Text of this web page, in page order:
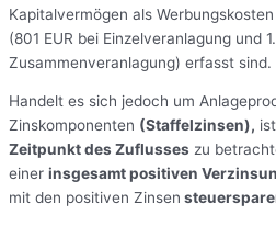
Kapitalvermögen als
(801 EUR bei Einzelveranlagung und
Zusammenveranlagung) erfasst sind.
Handelt es sich jedoch um
Zinskomponenten (Staffelzinsen),
Zeitpunkt des Zuflusses zu
einer insgesamt positiven
mit den positiven Zinsen